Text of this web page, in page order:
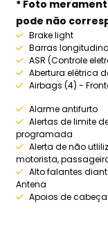
* Foto
pode não
Brake light
Barras
ASR (Controle
Abertura elétrica
Airbags (4) -
Alarme antifurto
Alertas de limite
programada
Alerta de não
motorista,
Alto falantes
Antena
Apoios de